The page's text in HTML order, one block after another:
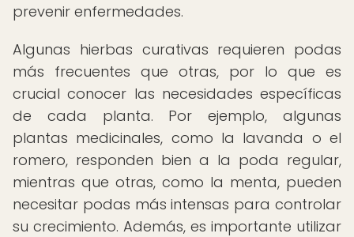
prevenir enfermedades.
Algunas hierbas curativas requieren podas
más frecuentes que otras, por lo que es
crucial conocer las necesidades específicas
de cada planta. Por ejemplo, algunas
plantas medicinales, como la lavanda o el
romero, responden bien a la poda regular,
mientras que otras, como la menta, pueden
necesitar podas más intensas para controlar
su crecimiento. Además, es importante utilizar